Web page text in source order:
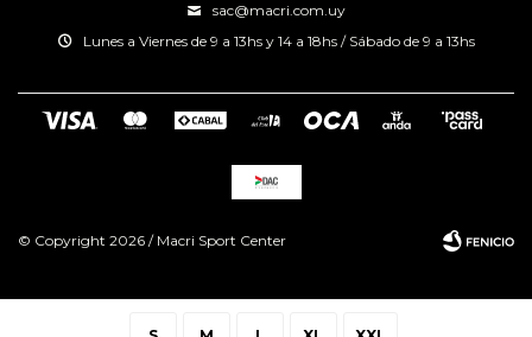
sac@macri.com.uy
Lunes a Viernes de 9 a 13hs y 14 a 18hs / Sábado de 9 a 13hs
© Copyright 2026 / Macri Sport Center